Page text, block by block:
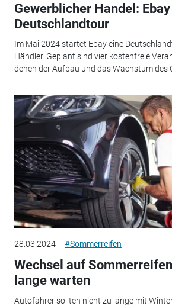
Gewerblicher Handel:
Deutschlandtour
Im Mai 2024 startet Ebay eine
Händler. Geplant sind vier kostenfreie
denen der Aufbau und das Wachstum des
28.03.2024 #Sommerreifen
Wechsel auf
lange warten
Autofahrer sollten nicht zu lange mit